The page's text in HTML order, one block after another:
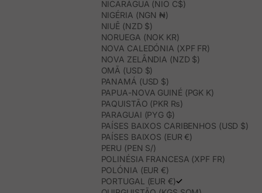
NICARÁGUA (NIO C$)
NIGÉRIA (NGN ₦)
NIUÊ (NZD $)
NORUEGA (NOK KR)
NOVA CALEDÓNIA (XPF FR)
NOVA ZELÂNDIA (NZD $)
OMÃ (USD $)
PANAMÁ (USD $)
PAPUA-NOVA GUINÉ (PGK K)
PAQUISTÃO (PKR ₨)
PARAGUAI (PYG ₲)
PAÍSES BAIXOS CARIBENHOS (USD $)
PAÍSES BAIXOS (EUR €)
PERU (PEN S/)
POLINÉSIA FRANCESA (XPF FR)
POLÓNIA (EUR €)
PORTUGAL (EUR €)